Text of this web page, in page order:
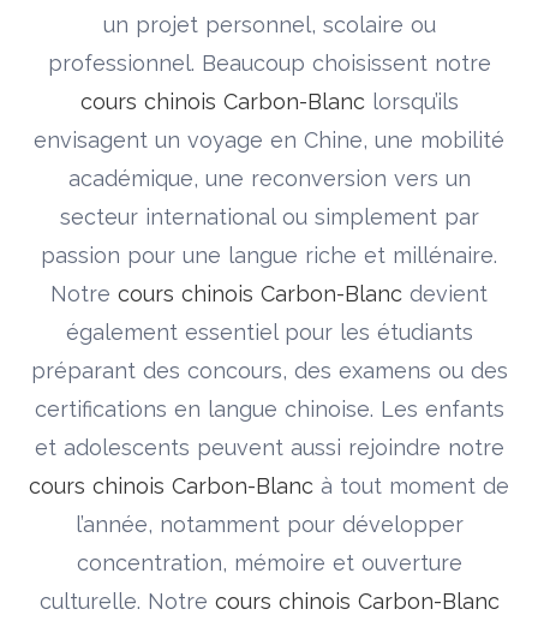
un projet personnel, scolaire ou
professionnel. Beaucoup choisissent notre
cours chinois Carbon-Blanclorsqu’ils
envisagent un voyage en Chine, une mobilité
académique, une reconversion vers un
secteur international ou simplement par
passion pour une langue riche et millénaire.
Notre cours chinois Carbon-Blanc devient
également essentiel pour les étudiants
préparant des concours, des examens ou des
certifications en langue chinoise. Les enfants
et adolescents peuvent aussi rejoindre notre
cours chinois Carbon-Blanc à tout moment de
l’année, notamment pour développer
concentration, mémoire et ouverture
culturelle. Notre cours chinois Carbon-Blanc